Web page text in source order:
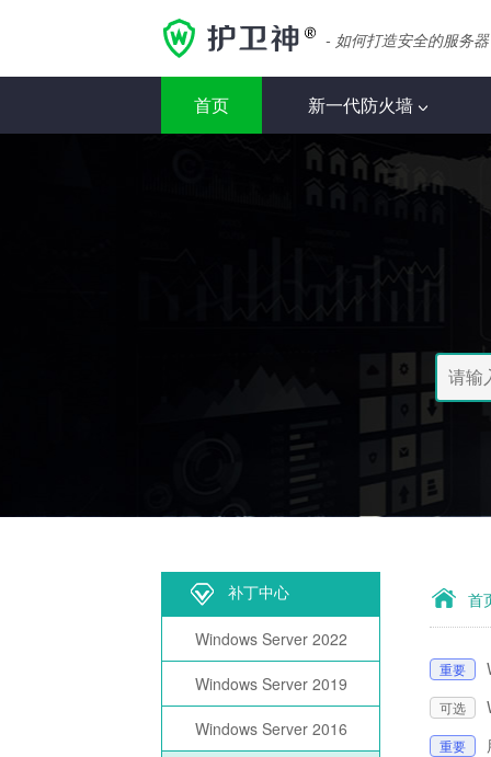
- 如何打造安全的服务
首页 新一代防火墙
补丁中心
Windows Server 2022
Windows Server 2019
Windows Server 2016
首
重要
可选
重要